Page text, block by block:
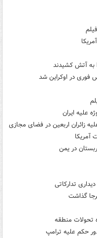
به آتش کشیدند
فوری در اوکراین شد
علیه ایران
زائران اربعین در فضای مجازی
آمریکا
در یمن
تدارکاتی
گذاشت
تحولات منطقه
حکم علیه ترامپ